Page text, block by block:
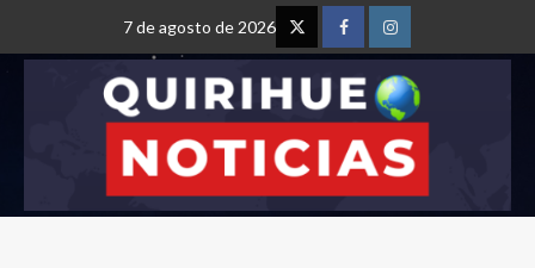
7 de agosto de 2026